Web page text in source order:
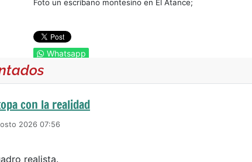
con la realidad
2026 07:56
realista.
Foto un escribano montesino en El Atance;
Whatsapp